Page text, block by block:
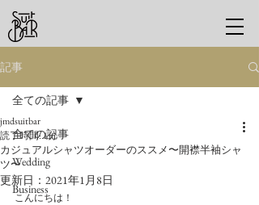
記事
全ての記事
Wedding
Business
全ての記事
カジュアルシャツオーダーのススメ〜開襟半袖シャ
ツ〜
jmdsuitbar
読了時間: 1分
更新日： 2021年1月8日
こんにちは！